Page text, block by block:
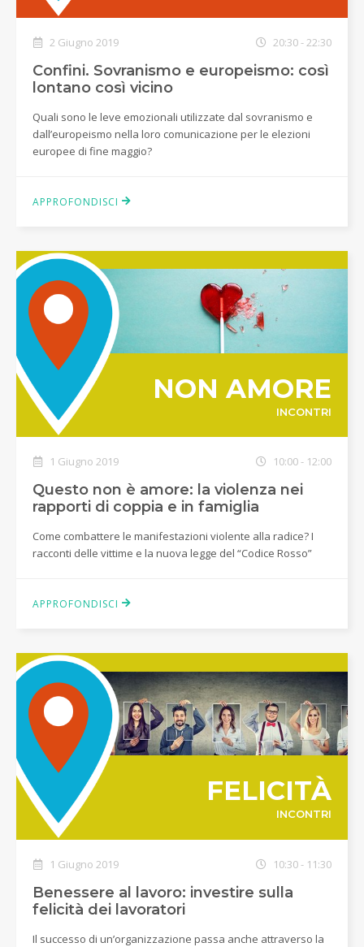
2 Giugno 2019 20:30 - 22:30
Confini. Sovranismo e europeismo: così
lontano così vicino
Quali sono le leve emozionali utilizzate dal sovranismo e
dall’europeismo nella loro comunicazione per le elezioni
europee di fine maggio?
APPROFONDISCI
NON AMORE
INCONTRI
1 Giugno 2019 10:00 - 12:00
Questo non è amore: la violenza nei
rapporti di coppia e in famiglia
Come combattere le manifestazioni violente alla radice? I
racconti delle vittime e la nuova legge del “Codice Rosso”
APPROFONDISCI
FELICITÀ
INCONTRI
1 Giugno 2019 10:30 - 11:30
Benessere al lavoro: investire sulla
felicità dei lavoratori
Il successo di un’organizzazione passa anche attraverso la